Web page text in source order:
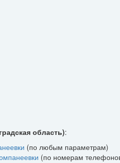
область):
(по любым параметрам)
(по номерам